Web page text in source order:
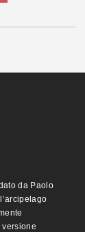
da Paolo